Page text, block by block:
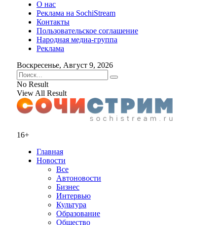
О нас
Реклама на SochiStream
Контакты
Пользовательское соглашение
Народная медиа-группа
Реклама
Воскресенье, Август 9, 2026
No Result
View All Result
16+
Главная
Новости
Все
Автоновости
Бизнес
Интервью
Культура
Образование
Общество